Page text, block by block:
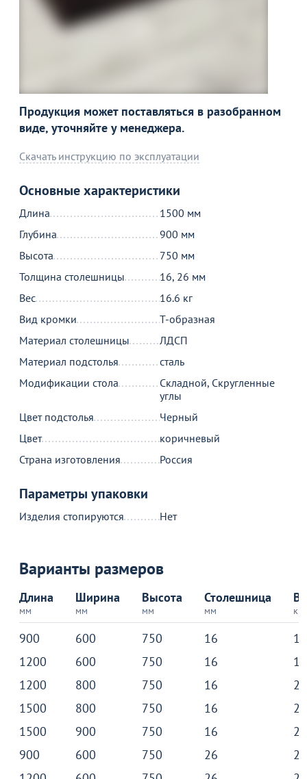
Продукция может поставляться в разобранном
виде, уточняйте у менеджера.
Скачать инструкцию по эксплуатации
Основные характеристики
Длина
1500 мм
Глубина
900 мм
Высота
750 мм
Толщина столешницы
16, 26 мм
Вес
16.6 кг
Вид кромки
Т-образная
Материал столешницы
ЛДСП
Материал подстолья
сталь
Модификации стола
Складной, Скругленные
углы
Цвет подстолья
Черный
Цвет
коричневый
Страна изготовления
Россия
Параметры упаковки
Изделия стопируются Нет
Варианты размеров
Длина
мм
Ширина
мм
Высота
мм
Столешница
мм кг
900 600 750 16
1200
600 750 16
1200
800 750 16
1500
800 750 16
1500
900 750 16
900
600 750 26
Стол Лидер 1 с подставкой для ног 1500x900
В корзине
Продолжить покупки
С этим товаром покупают
Акции для вас